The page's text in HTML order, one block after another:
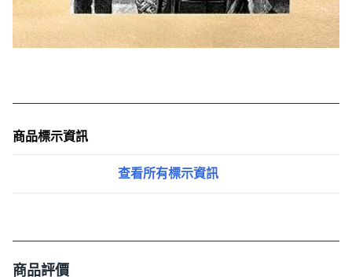
商品標示資訊
查看所有標示資訊
商品評價